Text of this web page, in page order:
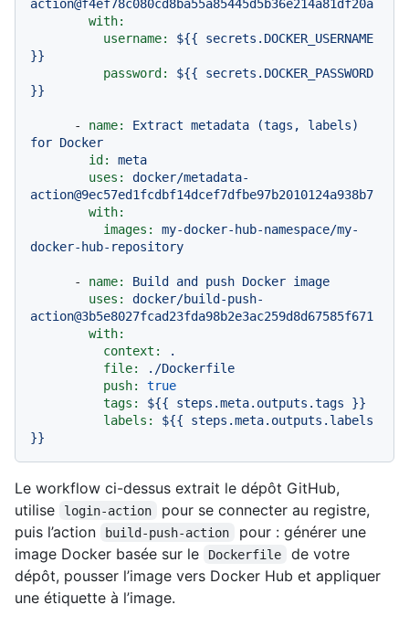
action@f4ef78c080cd8ba55a85445d5b36e214a81df20a
with:
username:
${{
secrets.DOCKER_USERNAME
}}
password:
${{
secrets.DOCKER_PASSWORD
}}
- name: Extract metadata (tags,
labels)
for Docker
id:
meta
uses:
docker/metadata-
action@9ec57ed1fcdbf14dcef7dfbe97b2010124a938b7
with:
images:
my-docker-hub-namespace/my-
docker-hub-repository
- name: Build and push Docker image
uses:
docker/build-push-
action@3b5e8027fcad23fda98b2e3ac259d8d67585f671
with:
context:
.
file:
./Dockerfile
push:
true
tags:
${{ steps.meta.outputs.tags
}}
labels:
${{
steps.meta.outputs.labels
}}
Le workflow ci-dessus extrait le dépôt GitHub,
utilise
login-action
pour se connecter au registre,
puis l’action
build-push-action
pour : générer une
image Docker basée sur le
Dockerfile
de votre
dépôt, pousser l’image vers Docker Hub et appliquer
une étiquette à l’image.